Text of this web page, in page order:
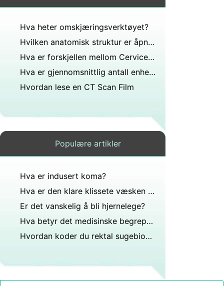
Hva heter omskjæringsverktøyet?
Hvilken anatomisk struktur er åpningen som lar ryggmargen passere fra resten av hjernen?
Hva er forskjellen mellom Cervicectomy og kjeglebiopsi?
Hva er gjennomsnittlig antall enheter botox som brukes i en prosedyre?
Hvordan lese en CT Scan Film
Populære artikler
Hva er indusert koma?
Hva er den klare klissete væsken som kommer ut av et åpent arr etter hjerneoperasjon?
Er det vanskelig å bli hjernelege?
Hva betyr det medisinske begrepet kirurgisk reparasjon av et nevron?
Hvordan koder du rektal sugebiopsi?